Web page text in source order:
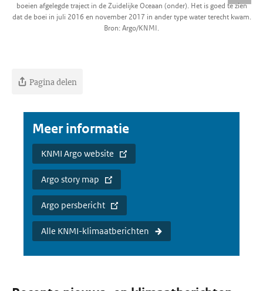
boeien afgelegde traject in de Zuidelijke Oceaan (onder). Het is goed te zien
dat de boei in juli 2016 en november 2017 in ander type water terecht kwam.
Bron: Argo/KNMI.
Pagina delen
Meer informatie
KNMI Argo website
Argo story map
Argo persbericht
Alle KNMI-klimaatberichten